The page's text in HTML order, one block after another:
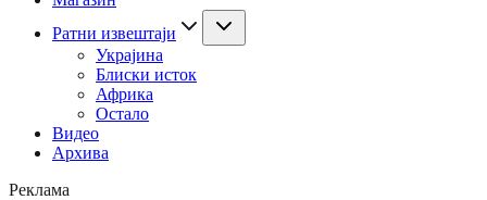
Ратни извештаји
Украјина
Блиски исток
Африка
Остало
Видео
Архива
Реклама